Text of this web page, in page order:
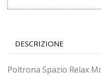
DESCRIZIONE
Poltrona Spazio Relax